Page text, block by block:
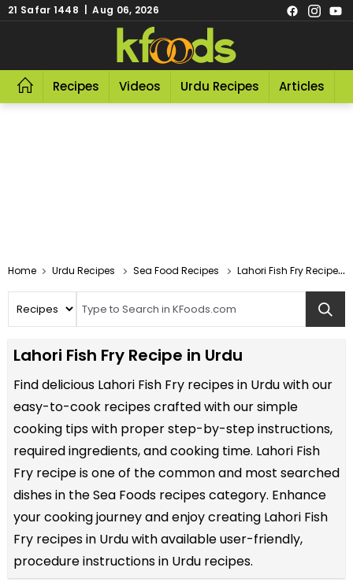
21 Safar 1448 | Aug 06, 2026
Recipes Videos Urdu Recipes Articles
Home Urdu Recipes Sea Food Recipes Lahori Fish Fry Recipe In Urdu
Lahori Fish Fry Recipe in Urdu
Find delicious Lahori Fish Fry recipes in Urdu with our
easy-to-cook recipes crafted with our simple
cooking tips with proper step-by-step instructions,
required ingredients, and cooking time. Lahori Fish
Fry recipe is one of the common and most searched
dishes in the Sea Foods recipes category. Enhance
your cooking journey and enjoy creating Lahori Fish
Fry recipes in Urdu with available user-friendly,
procedure instructions in Urdu recipes.